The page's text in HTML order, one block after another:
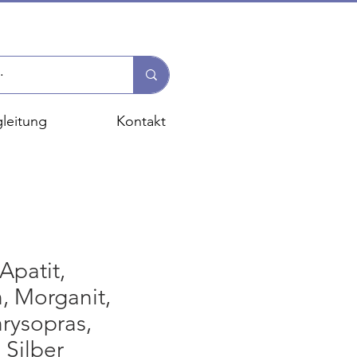
Kontakt
Morganit,